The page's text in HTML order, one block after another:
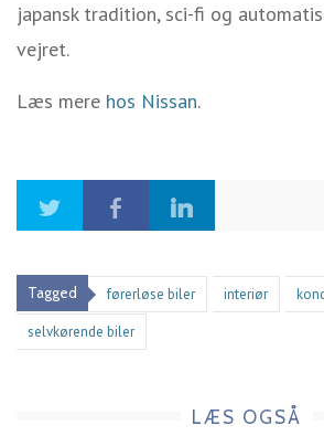
japansk tradition, sci-fi og
vejret.
Læs mere hos Nissan.
Tagged førerløse biler interiør
selvkørende biler
LÆS OGSÅ